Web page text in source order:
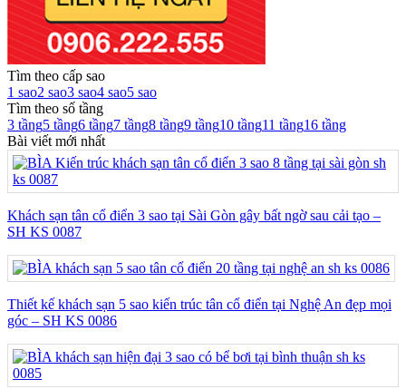
Tìm theo cấp sao
1 sao2 sao3 sao4 sao5 sao
Tìm theo số tầng
3 tầng5 tầng6 tầng7 tầng8 tầng9 tầng10 tầng11 tầng16 tầng
Bài viết mới nhất
Khách sạn tân cổ điển 3 sao tại Sài Gòn gây bất ngờ sau cải tạo –
SH KS 0087
Thiết kế khách sạn 5 sao kiến trúc tân cổ điển tại Nghệ An đẹp mọi
góc – SH KS 0086